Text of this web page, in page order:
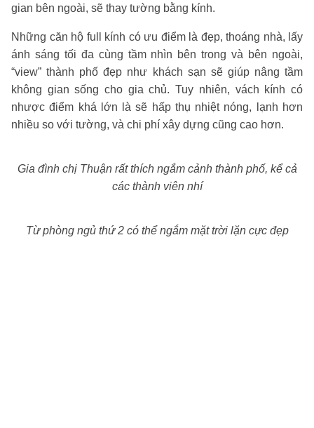
gian bên ngoài, sẽ thay tường bằng kính.
Những căn hộ full kính có ưu điểm là đẹp, thoáng nhà, lấy
ánh sáng tối đa cùng tầm nhìn bên trong và bên ngoài,
“view” thành phố đẹp như khách sạn sẽ giúp nâng tầm
không gian sống cho gia chủ. Tuy nhiên, vách kính có
nhược điểm khá lớn là sẽ hấp thụ nhiệt nóng, lạnh hơn
nhiều so với tường, và chi phí xây dựng cũng cao hơn.
Gia đình chị Thuận rất thích ngắm cảnh thành phố, kể cả
các thành viên nhí
Từ phòng ngủ thứ 2 có thể ngắm mặt trời lặn cực đẹp